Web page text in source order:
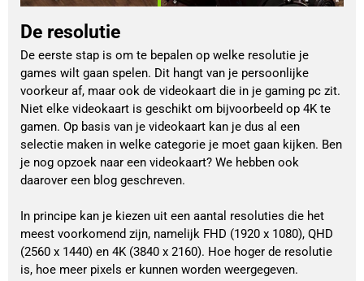
De resolutie
De eerste stap is om te bepalen op welke resolutie je
games wilt gaan spelen. Dit hangt van je persoonlijke
voorkeur af, maar ook de videokaart die in je gaming pc zit.
Niet elke videokaart is geschikt om bijvoorbeeld op 4K te
gamen. Op basis van je videokaart kan je dus al een
selectie maken in welke categorie je moet gaan kijken. Ben
je nog opzoek naar een videokaart? We hebben ook
daarover een blog geschreven.
In principe kan je kiezen uit een aantal resoluties die het
meest voorkomend zijn, namelijk FHD (1920 x 1080), QHD
(2560 x 1440) en 4K (3840 x 2160). Hoe hoger de resolutie
is, hoe meer pixels er kunnen worden weergegeven.